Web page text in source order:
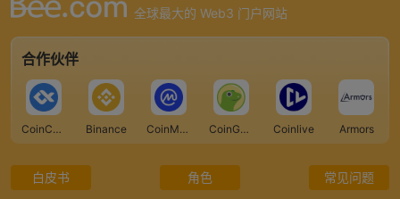
全球最大的 Web3 门户网站
合作伙伴
CoinCarp Binance CoinMarketCap CoinGecko Coinlive Armors
白皮书 角色 常见问题